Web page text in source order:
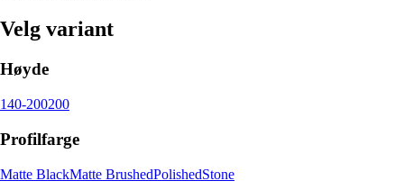
Velg variant
Høyde
140-200200
Profilfarge
Matte BlackMatte BrushedPolishedStone